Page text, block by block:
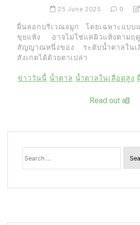
25 June 2025 0
ผื่นลอกบริเวณจมูก โดยเฉพาะแบบ
ขุยแห้ง อาจไม่ใช่แค่ผิวแห้งตาม
สัญญาณหนึ่งของ ระดับน้ำตาลใน
สังเกตได้ด้วยตาเปล่า
ข่าววันนี้ น้ำตาล น้ำตาลในเลือดสูง
Read out all
Search
for: